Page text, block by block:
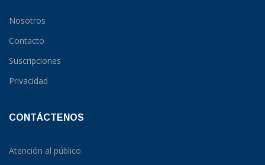
Nosotros
Contacto
Suscripciones
Privacidad
CONTÁCTENOS
Atención al público: